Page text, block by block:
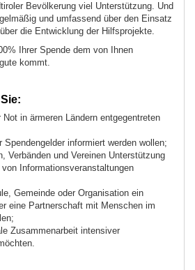
Bevölkerung viel Unterstützung. Und
und umfassend über den Einsatz
die Entwicklung der Hilfsprojekte.
Ihrer Spende dem von Ihnen
kommt.
in ärmeren Ländern entgegentreten
Spendengelder informiert werden wollen;
Verbänden und Vereinen Unterstützung
Informationsveranstaltungen
Gemeinde oder Organisation ein
eine Partnerschaft mit Menschen im
Zusammenarbeit intensiver